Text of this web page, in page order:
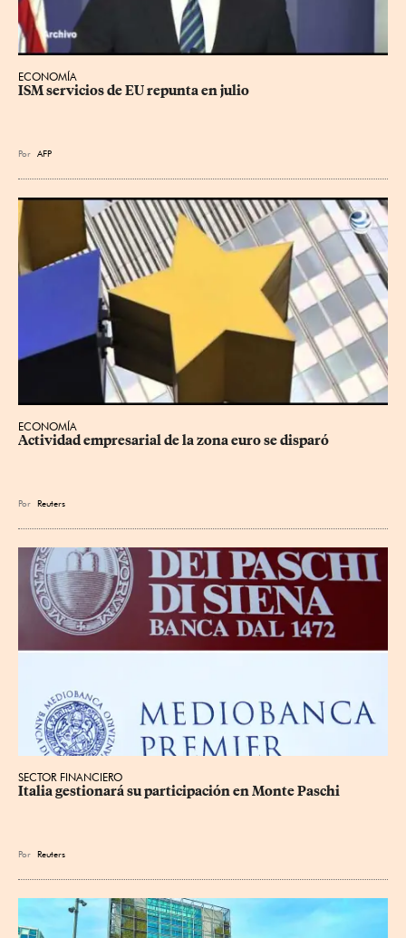
ECONOMÍA
ISM servicios de EU repunta en julio
Por AFP
ECONOMÍA
Actividad empresarial de la zona euro se disparó
Por Reuters
SECTOR FINANCIERO
Italia gestionará su participación en Monte Paschi
Por Reuters